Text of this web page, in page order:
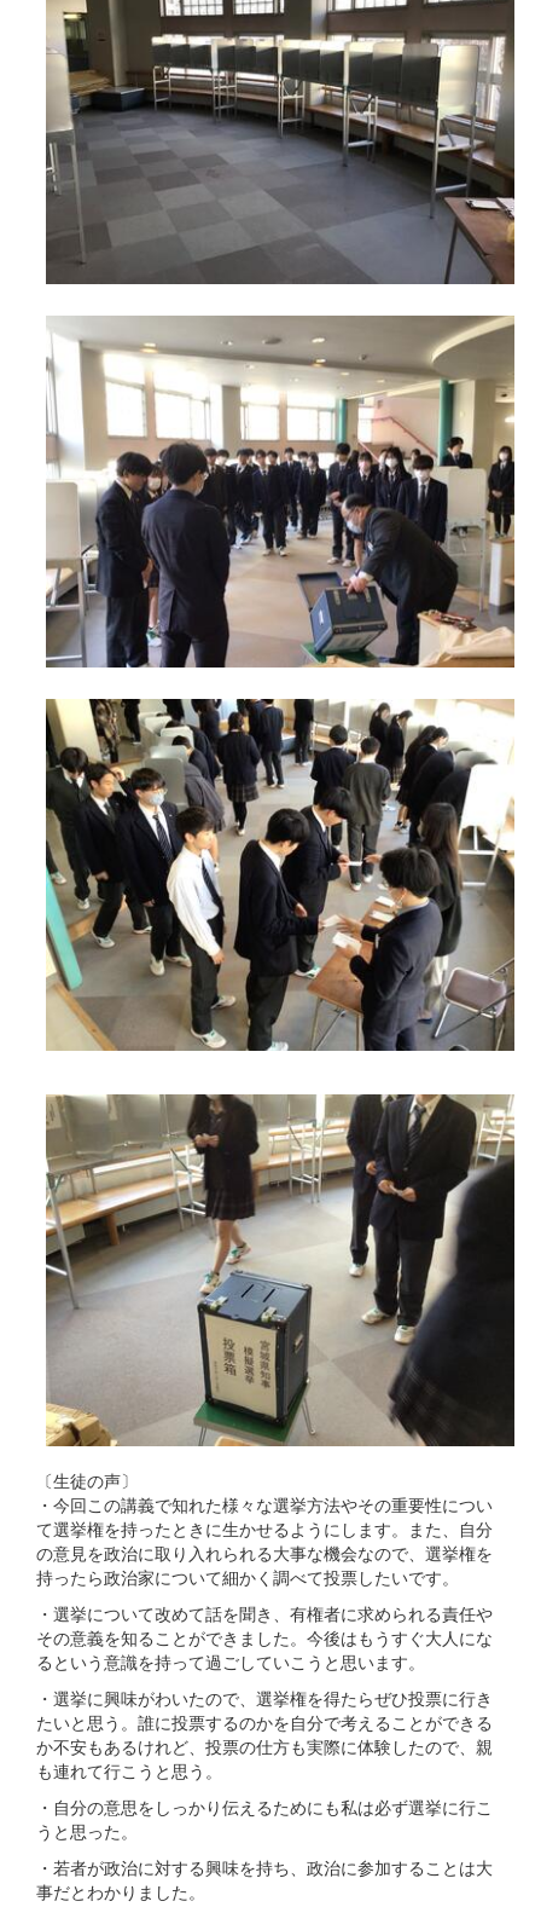
〔生徒の声〕
・今回この講義で知れた様々な選挙方法やその重要性につい
て選挙権を持ったときに生かせるようにします。また、自分
の意見を政治に取り入れられる大事な機会なので、選挙権を
持ったら政治家について細かく調べて投票したいです。
・選挙について改めて話を聞き、有権者に求められる責任や
その意義を知ることができました。今後はもうすぐ大人にな
るという意識を持って過ごしていこうと思います。
・選挙に興味がわいたので、選挙権を得たらぜひ投票に行き
たいと思う。誰に投票するのかを自分で考えることができる
か不安もあるけれど、投票の仕方も実際に体験したので、親
も連れて行こうと思う。
・自分の意思をしっかり伝えるためにも私は必ず選挙に行こ
うと思った。
・若者が政治に対する興味を持ち、政治に参加することは大
事だとわかりました。